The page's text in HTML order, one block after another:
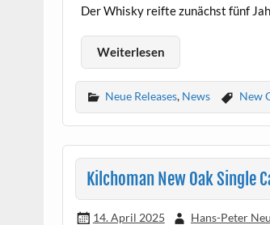
Der Whisky reifte zunächst fünf
Weiterlesen
Neue Releases, News New
Kilchoman New Oak Single
14. April 2025 Hans-Peter